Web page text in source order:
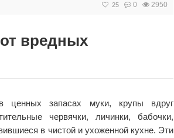
25 0 2950
вредных
ценных запасах муки, крупы вдруг
червячки, личинки, бабочки,
в чистой и ухоженной кухне. Эти